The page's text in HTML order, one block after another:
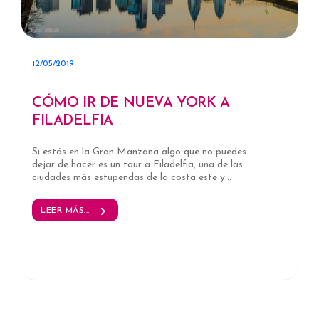
12/05/2019
CÓMO IR DE NUEVA YORK A
FILADELFIA
Si estás en la Gran Manzana algo que no puedes
dejar de hacer es un tour a Filadelfia, una de las
ciudades más estupendas de la costa este y...
LEER MÁS...